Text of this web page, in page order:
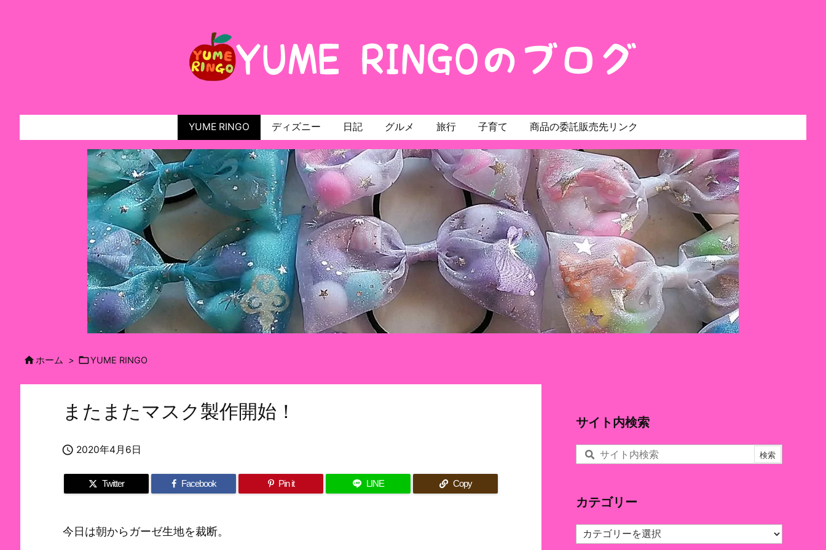
YUME RINGO ディズニー 日記 グルメ 旅行 子育て 商品の委託販売先リンク
ホーム > YUME RINGO
またまたマスク製作開始！
 2020年4月6日
Twitter Facebook Pin it LINE Copy
今日は朝からガーゼ生地を裁断。
サイト内検索
カテゴリー
カ
テ